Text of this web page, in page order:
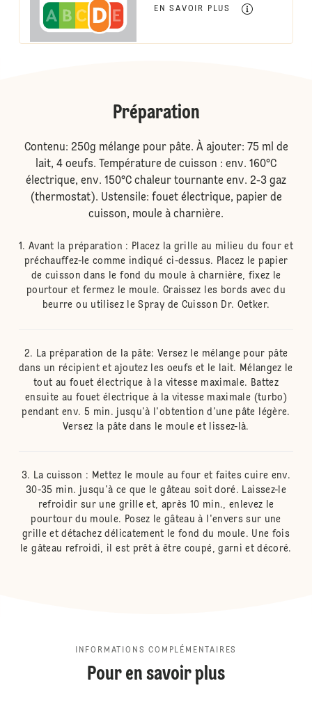
EN SAVOIR PLUS
Préparation
Contenu: 250g mélange pour pâte. À ajouter: 75 ml de
lait, 4 oeufs. Température de cuisson : env. 160°C
électrique, env. 150°C chaleur tournante env. 2-3 gaz
(thermostat). Ustensile: fouet électrique, papier de
cuisson, moule à charnière.
Avant la préparation : Placez la grille au milieu du four et
préchauffez-le comme indiqué ci-dessus. Placez le papier
de cuisson dans le fond du moule à charnière, fixez le
pourtour et fermez le moule. Graissez les bords avec du
beurre ou utilisez le Spray de Cuisson Dr. Oetker.
La préparation de la pâte: Versez le mélange pour pâte
dans un récipient et ajoutez les oeufs et le lait. Mélangez le
tout au fouet électrique à la vitesse maximale. Battez
ensuite au fouet électrique à la vitesse maximale (turbo)
pendant env. 5 min. jusqu'à l'obtention d'une pâte légère.
Versez la pâte dans le moule et lissez-là.
La cuisson : Mettez le moule au four et faites cuire env.
30-35 min. jusqu'à ce que le gâteau soit doré. Laissez-le
refroidir sur une grille et, après 10 min., enlevez le
pourtour du moule. Posez le gâteau à l'envers sur une
grille et détachez délicatement le fond du moule. Une fois
le gâteau refroidi, il est prêt à être coupé, garni et décoré.
INFORMATIONS COMPLÉMENTAIRES
Pour en savoir plus